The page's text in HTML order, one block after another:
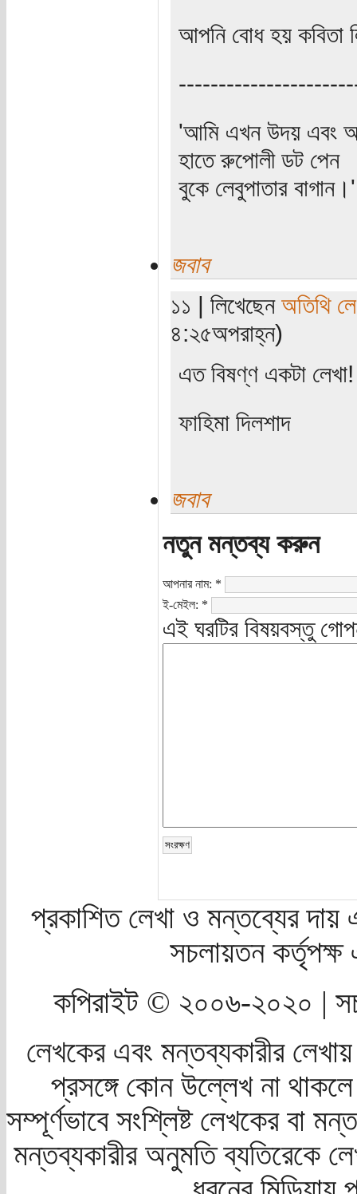
আপনি বোধ হয় কবিতা
'আমি এখন উদয় এবং
হাতে রুপোলী ডট পেন
বুকে লেবুপাতার
জবাব
১১ | লিখেছেন অতিথি
৪:২৫অপরাহ্ন)
এত বিষণ্ণ একটা
ফাহিমা দিলশাদ
জবাব
নতুন মন্তব্য করুন
আপনার নাম: *
ই-মেইল: *
এই ঘরটির বিষয়বস্তু
প্রকাশিত লেখা ও মন্তব্যের দায়
সচলায়তন
কপিরাইট © ২০০৬-২০২০ |
লেখকের এবং মন্তব্যকারীর
প্রসঙ্গে কোন উল্লেখ না
সম্পূর্ণভাবে সংশ্লিষ্ট লেখকের বা
মন্তব্যকারীর অনুমতি ব্যতিরেকে